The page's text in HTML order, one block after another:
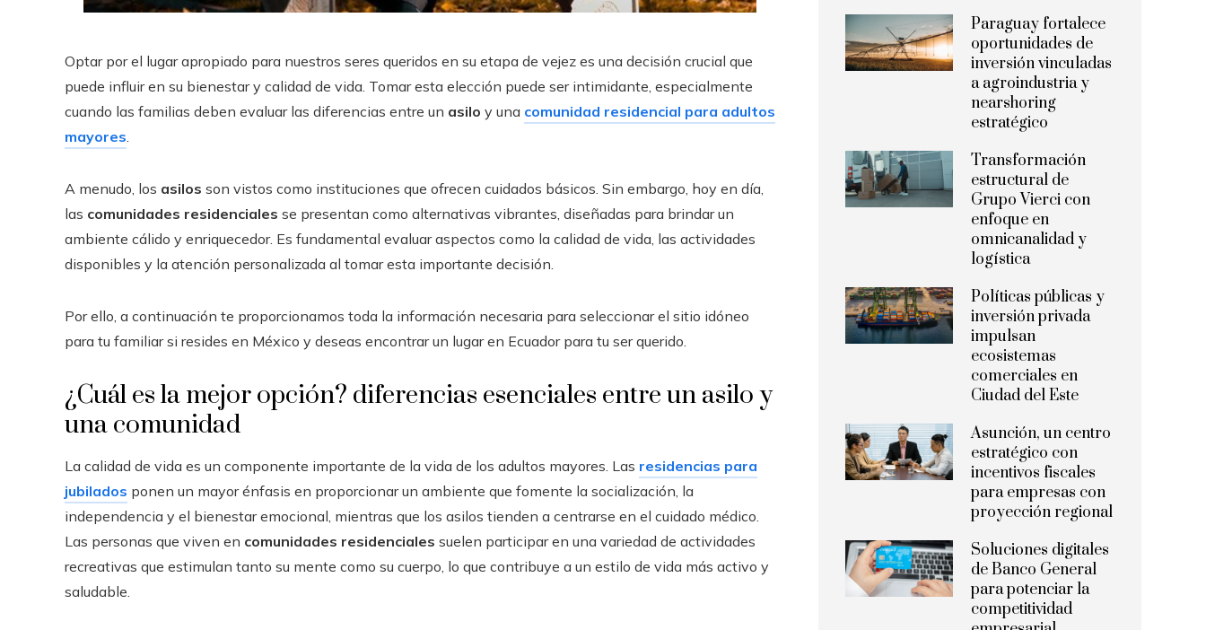
Optar por el lugar apropiado para nuestros seres queridos en su etapa de vejez es una decisión crucial que
puede influir en su bienestar y calidad de vida. Tomar esta elección puede ser intimidante, especialmente
cuando las familias deben evaluar las diferencias entre un asilo y una comunidad residencial para adultos
mayores
A menudo, los asilos son vistos como instituciones que ofrecen cuidados básicos. Sin embargo, hoy en día,
las comunidades residenciales se presentan como alternativas vibrantes, diseñadas para brindar un
ambiente cálido y enriquecedor. Es fundamental evaluar aspectos como la calidad de vida, las actividades
disponibles y la atención personalizada al tomar esta importante decisión.
Por ello, a continuación te proporcionamos toda la información necesaria para seleccionar el sitio idóneo
para tu familiar si resides en México y deseas encontrar un lugar en Ecuador para tu ser querido.
¿Cuál es la mejor opción? diferencias esenciales entre un asilo y
una comunidad
La calidad de vida es un componente importante de la vida de los adultos mayores. Las residencias para
jubilados ponen un mayor énfasis en proporcionar un ambiente que fomente la socialización, la
independencia y el bienestar emocional, mientras que los asilos tienden a centrarse en el cuidado médico.
Las personas que viven en comunidades residenciales suelen participar en una variedad de actividades
recreativas que estimulan tanto su mente como su cuerpo, lo que contribuye a un estilo de vida más activo y
saludable.
Paraguay fortalece
oportunidades de
inversión vinculadas
a agroindustria y
nearshoring
estratégico
Transformación
estructural de
Grupo Vierci con
enfoque en
omnicanalidad y
logística
Políticas públicas y
inversión privada
impulsan
ecosistemas
comerciales en
Ciudad del Este
Asunción, un centro
estratégico con
incentivos fiscales
para empresas con
proyección regional
Soluciones digitales
de Banco General
para potenciar la
competitividad